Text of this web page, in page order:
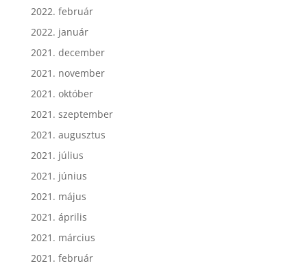
2022. február
2022. január
2021. december
2021. november
2021. október
2021. szeptember
2021. augusztus
2021. július
2021. június
2021. május
2021. április
2021. március
2021. február